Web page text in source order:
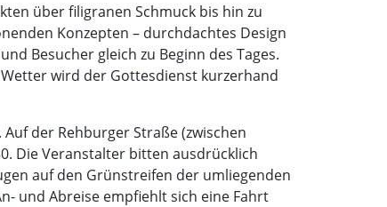
über filigranen Schmuck bis hin zu
Konzepten – durchdachtes Design
Besucher gleich zu Beginn des Tages.
wird der Gottesdienst kurzerhand
der Rehburger Straße (zwischen
Die Veranstalter bitten ausdrücklich
auf den Grünstreifen der umliegenden
und Abreise empfiehlt sich eine Fahrt